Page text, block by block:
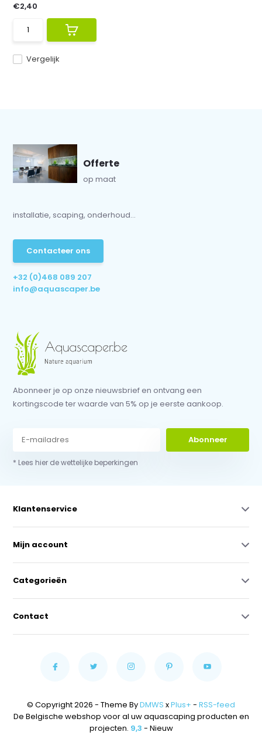
Vergelijk
€2,40
Offerte
op maat
installatie, scaping, onderhoud...
Contacteer ons
+32 (0)468 089 207
info@aquascaper.be
Abonneer je op onze nieuwsbrief en ontvang een
kortingscode ter waarde van 5% op je eerste aankoop.
Abonneer
* Lees hier de wettelijke beperkingen
Klantenservice
Mijn account
Categorieën
Contact
© Copyright 2026 - Theme ByDMWS xPlus+ - RSS-feed
De Belgische webshop voor al uw aquascaping producten en
projecten. 9,3 - Nieuw